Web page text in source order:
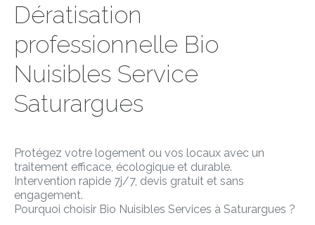
Dératisation
professionnelle Bio
Nuisibles Service
Saturargues
Protégez votre logement ou vos locaux avec un
traitement efficace, écologique et durable.
Intervention rapide 7j/7, devis gratuit et sans
engagement.
Pourquoi choisir Bio Nuisibles Services à Saturargues ?